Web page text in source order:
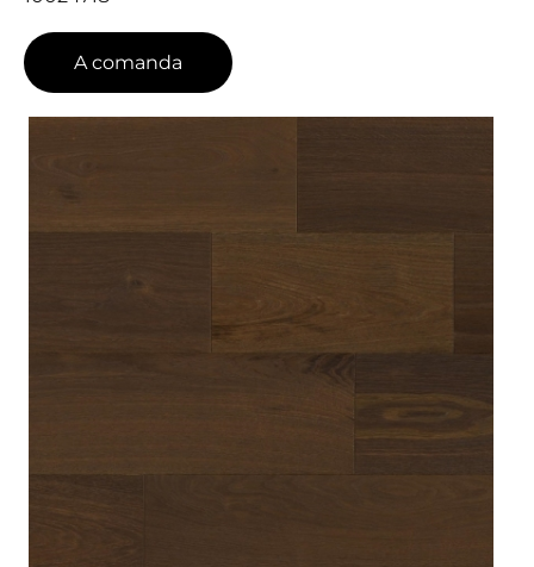
A comanda